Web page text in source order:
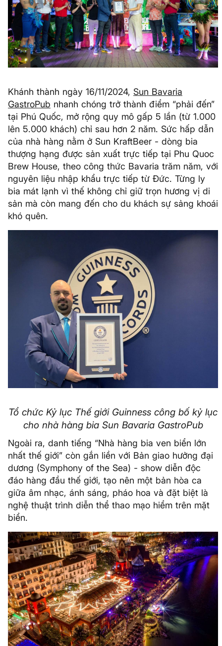
Khánh thành ngày 16/11/2024, Sun Bavaria
GastroPub nhanh chóng trở thành điểm “phải đến”
tại Phú Quốc, mở rộng quy mô gấp 5 lần (từ 1.000
lên 5.000 khách) chỉ sau hơn 2 năm. Sức hấp dẫn
của nhà hàng nằm ở Sun KraftBeer - dòng bia
thượng hạng được sản xuất trực tiếp tại Phu Quoc
Brew House, theo công thức Bavaria trăm năm, với
nguyên liệu nhập khẩu trực tiếp từ Đức. Từng ly
bia mát lạnh vì thế không chỉ giữ trọn hương vị di
sản mà còn mang đến cho du khách sự sảng khoái
khó quên.
Tổ chức Kỷ lục Thế giới Guinness công bố kỷ lục
cho nhà hàng bia Sun Bavaria GastroPub
Ngoài ra, danh tiếng “Nhà hàng bia ven biển lớn
nhất thế giới” còn gắn liền với Bản giao hưởng đại
dương (Symphony of the Sea) - show diễn độc
đáo hàng đầu thế giới, tạo nên một bản hòa ca
giữa âm nhạc, ánh sáng, pháo hoa và đặt biệt là
nghệ thuật trình diễn thể thao mạo hiểm trên mặt
biển.